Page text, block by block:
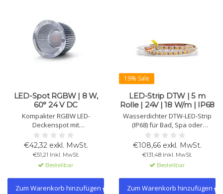
LED-Spot RGBW | 8 W,
60° 24 V DC
Kompakter RGBW LED-
Deckenspot mit
Warmweißkanal, CRI > 90 und
homogener Lichtverteilung. 8 W,
60°, Betrieb mit 24 V DC CV und
PWM-Treiber. Ideal für
Stimmungs- und
Akzentbeleuchtung.
€42,32 exkl. MwSt.
€51,21 Inkl. MwSt.
Bestellbar
Zum Warenkorb hinzufügen
19% Sale
LED-Strip DTW | 5 m
Rolle | 24V | 18 W/m | IP68
Wasserdichter DTW-LED-Strip
(IP68) für Bad, Spa oder
Außenbereich. DTW: Licht wird
beim Dimmen wärmer (2000K–
6500K). 5 m, 18 W/m, 24V, 1200
lm, 102 Chips/m, CRI >90,
>50.000 Std., 3M-Klebung.
€108,66 exkl. MwSt.
€131,48 Inkl. MwSt.
Bestellbar
Zum Warenkorb hinzufügen